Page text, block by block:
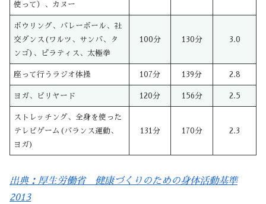
使って）、カヌー
ボウリング、バレーボール、社
交ダンス(ワルツ、サンバ、タ
ンゴ)、ピラティス、太極拳
100分 130分 3.0
座って行うラジオ体操 107分 139分 2.8
ヨガ、ビリヤード 120分 156分 2.5
ストレッチング、全身を使った
テレビゲーム(バランス運動、
ヨガ)
131分 170分 2.3
出典：厚生労働省 健康づくりのための身体活動基準
2013